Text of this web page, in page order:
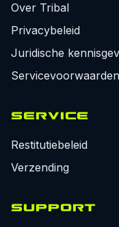
Over Tribal
Privacybeleid
Juridische
Servicevoorwaarden
SERVICE
Restitutiebeleid
Verzending
SUPPORT